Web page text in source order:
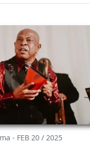
- FEB 20 / 2025